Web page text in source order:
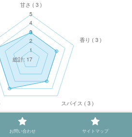
お問い合わせ サイトマップ